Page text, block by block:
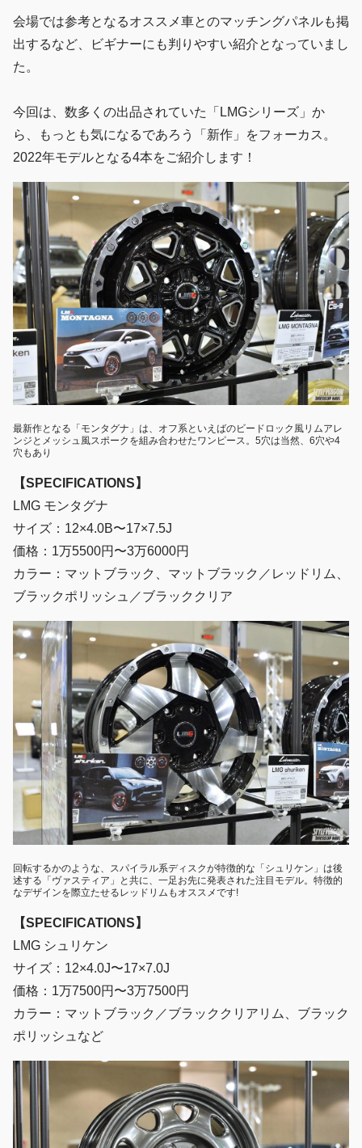
会場では参考となるオススメ車とのマッチングパネルも掲
出するなど、ビギナーにも判りやすい紹介となっていまし
た。
今回は、数多くの出品されていた「LMGシリーズ」か
ら、もっとも気になるであろう「新作」をフォーカス。
2022年モデルとなる4本をご紹介します！
最新作となる「モンタグナ」は、オフ系といえばのビードロック風リムアレ
ンジとメッシュ風スポークを組み合わせたワンピース。5穴は当然、6穴や4
穴もあり
【SPECIFICATIONS】
LMG モンタグナ
サイズ：12×4.0B〜17×7.5J
価格：1万5500円〜3万6000円
カラー：マットブラック、マットブラック／レッドリム、
ブラックポリッシュ／ブラッククリア
回転するかのような、スパイラル系ディスクが特徴的な「シュリケン」は後
述する「ヴァスティア」と共に、一足お先に発表された注目モデル。特徴的
なデザインを際立たせるレッドリムもオススメです!
【SPECIFICATIONS】
LMG シュリケン
サイズ：12×4.0J〜17×7.0J
価格：1万7500円〜3万7500円
カラー：マットブラック／ブラッククリアリム、ブラック
ポリッシュなど